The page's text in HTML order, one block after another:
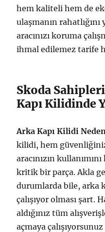
hem kaliteli hem de
ulaşmanın rahatlığını
aracınızı koruma
ihmal edilemez tarife
Skoda
Kapı Kilidinde
Arka Kapı Kilidi
kilidi, hem
aracınızın
kritik bir parça. Akla
durumlarda bile, arka
çalışıyor olması şart.
aldığınız tüm
açmaya